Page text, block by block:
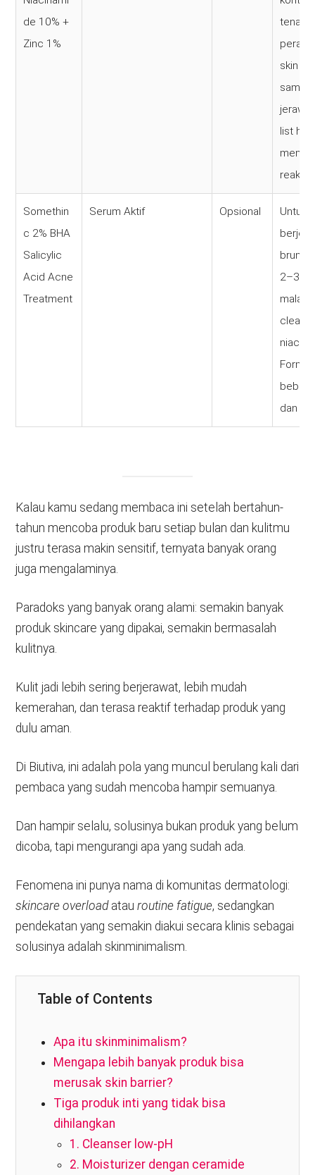
de 10% +
Zinc 1%
skin
list
reaksi
Somethin
c 2% BHA
Salicylic
Acid Acne
Treatment
Serum Aktif Opsional
Untuk
2–3x
malam
bebas
dan
Kalau kamu sedang membaca ini setelah bertahun-
tahun mencoba produk baru setiap bulan dan kulitmu
justru terasa makin sensitif, ternyata banyak orang
juga mengalaminya.
Paradoks yang banyak orang alami: semakin banyak
produk skincare yang dipakai, semakin bermasalah
kulitnya.
Kulit jadi lebih sering berjerawat, lebih mudah
kemerahan, dan terasa reaktif terhadap produk yang
dulu aman.
Di Biutiva, ini adalah pola yang muncul berulang kali dari
pembaca yang sudah mencoba hampir semuanya.
Dan hampir selalu, solusinya bukan produk yang belum
dicoba, tapi mengurangi apa yang sudah ada.
Fenomena ini punya nama di komunitas dermatologi:
skincare overloadatauroutine fatigue, sedangkan
pendekatan yang semakin diakui secara klinis sebagai
solusinya adalah skinminimalism.
Table of Contents
Apa itu skinminimalism?
Mengapa lebih banyak produk bisa
merusak skin barrier?
Tiga produk inti yang tidak bisa
dihilangkan
1. Cleanser low-pH
2. Moisturizer dengan ceramide